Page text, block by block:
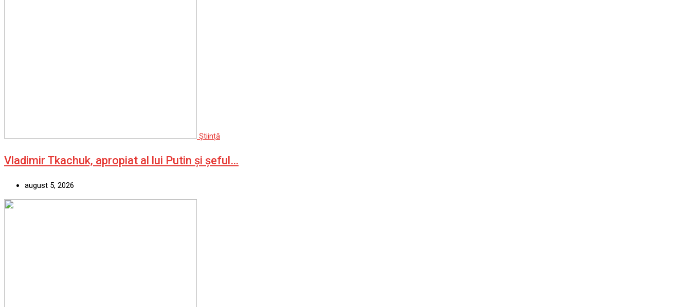
Știință
Vladimir Tkachuk, apropiat al lui Putin și șeful…
august 5, 2026